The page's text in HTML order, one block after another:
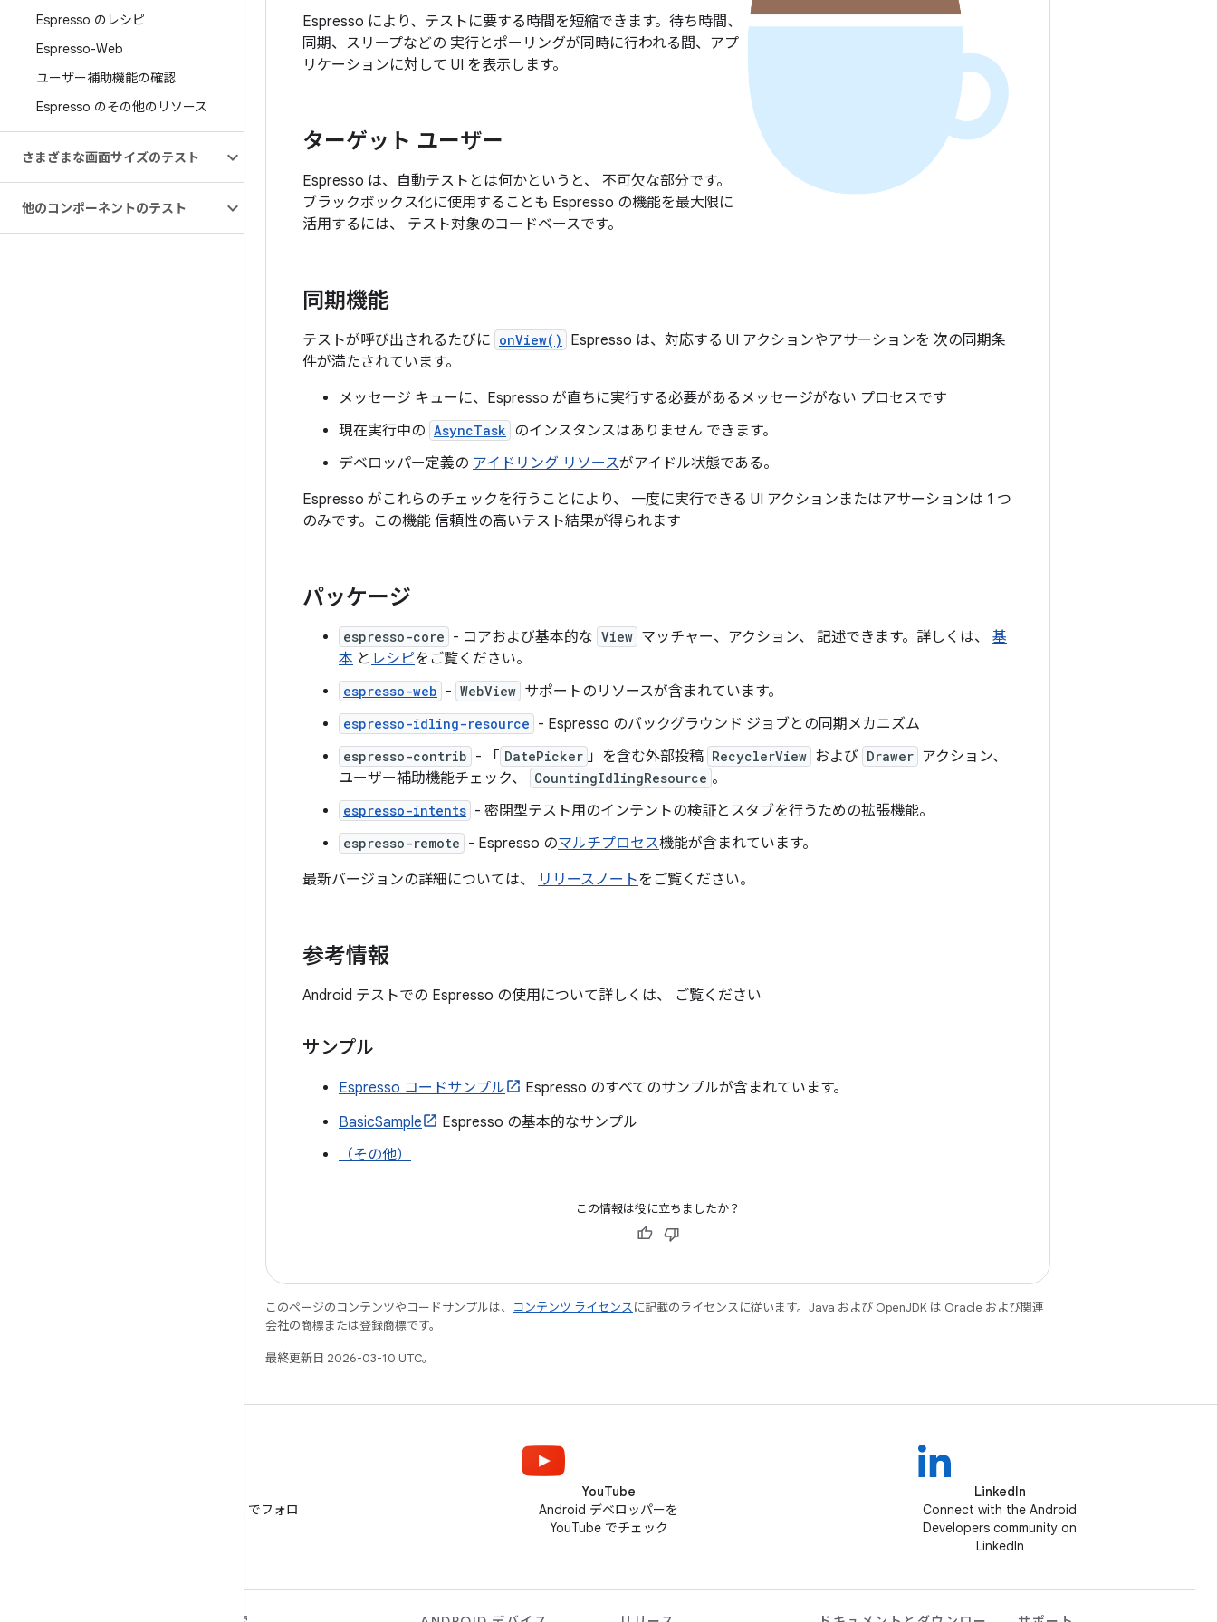
Espresso のレシピ
Espresso-Web
ユーザー補助機能の確認
Espresso のその他のリソース
さまざまな画面サイズのテスト
他のコンポーネントのテスト
Espresso により、テストに要する時間を短縮できます。待ち時間、
同期、スリープなどの 実行とポーリングが同時に行われる間、アプ
リケーションに対して UI を表示します。
ターゲット ユーザー
Espresso は、自動テストとは何かというと、 不可欠な部分です。
ブラックボックス化に使用することも Espresso の機能を最大限に
活用するには、 テスト対象のコードベースです。
同期機能
テストが呼び出されるたびに onView()
Espresso は、対応する UI アクションやアサーションを 次の同期条
件が満たされています。
メッセージ キューに、Espresso が直ちに実行する必要があるメッセージがない プロセスです
現在実行中の AsyncTask のインスタンスはありません できます。
デベロッパー定義の アイドリング リソースがアイドル状態である。
Espresso がこれらのチェックを行うことにより、 一度に実行できる UI アクションまたはアサーションは 1 つ
のみです。この機能 信頼性の高いテスト結果が得られます
パッケージ
espresso-core - コアおよび基本的な View マッチャー、アクション、 記述できます。詳しくは、 基
本 と レシピをご覧ください。
espresso-web - WebView サポートのリソースが含まれています。
espresso-idling-resource - Espresso のバックグラウンド ジョブとの同期メカニズム
espresso-contrib - 「 DatePicker 」を含む外部投稿 RecyclerView および Drawer アクション、
ユーザー補助機能チェック、
CountingIdlingResource 。
espresso-intents - 密閉型テスト用のインテントの検証とスタブを行うための拡張機能。
espresso-remote - Espresso のマルチプロセス機能が含まれています。
最新バージョンの詳細については、
リリースノートをご覧ください。
参考情報
Android テストでの Espresso の使用について詳しくは、 ご覧ください
サンプル
Espresso コードサンプル
Espresso のすべてのサンプルが含まれています。
BasicSample
Espresso の基本的なサンプル
（その他）
この情報は役に立ちましたか？
このページのコンテンツやコードサンプルは、 コンテンツ ライセンスに記載のライセンスに従います。Java および OpenJDK は Oracle および関連
会社の商標または登録商標です。
最終更新日 2026-03-10 UTC。
@AndroidDev を X でフォロ
YouTube
Android デベロッパーを
YouTube でチェック
LinkedIn
Connect with the Android
Developers community on
LinkedIn